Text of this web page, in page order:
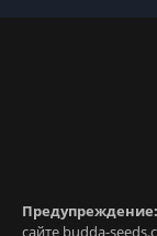
Предупреждение:
сайте budda-